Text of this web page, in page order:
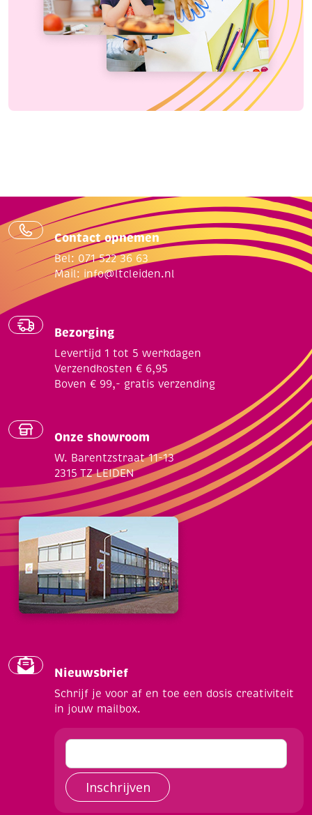
Contact opnemen
Bel: 071 522 36 63
Mail: info@ltcleiden.nl
Bezorging
Levertijd 1 tot 5 werkdagen
Verzendkosten € 6,95
Boven € 99,- gratis verzending
Onze showroom
W. Barentzstraat 11-13
2315 TZ LEIDEN
Nieuwsbrief
Schrijf je voor af en toe een dosis creativiteit
in jouw mailbox.
Inschrijven